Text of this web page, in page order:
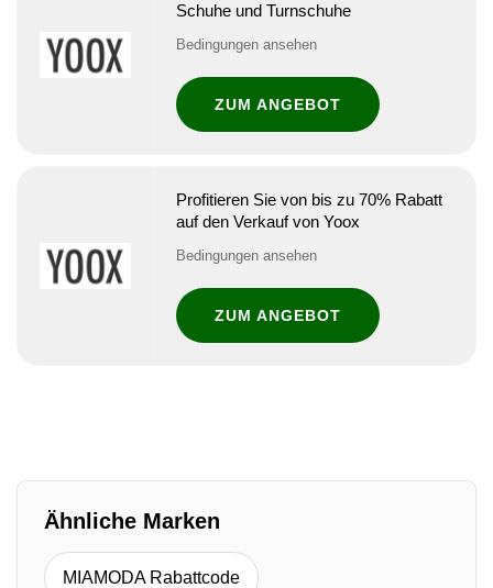
Schuhe und Turnschuhe
Bedingungen ansehen
ZUM ANGEBOT
Profitieren Sie von bis zu 70% Rabatt
auf den Verkauf von Yoox
Bedingungen ansehen
ZUM ANGEBOT
Ähnliche Marken
MIAMODA Rabattcode